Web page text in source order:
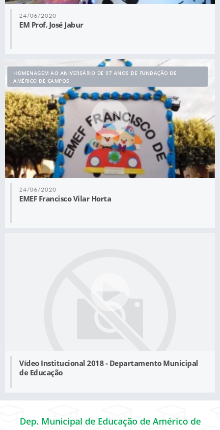
24/06/2020
EM Prof. José Jabur
24/06/2020
EMEF Francisco Vilar Horta
HOMENAGEM AO ANIVERSÁRIO DE 97 ANOS DE FUNDAÇÃO DE
AMÉRICO DE CAMPOS
Vídeo Institucional 2018 - Departamento Municipal
de Educação
Dep. Municipal de Educação de Américo de